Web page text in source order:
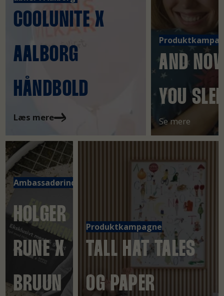
COOLUNITE X
AALBORG
HÅNDBOLD
Læs mere
AND
YOU
Se mere
Ambassadørindsats
HOLGER
RUNE X
BRUUN
Produktkampagne
TALL HAT TALES
OG PAPER